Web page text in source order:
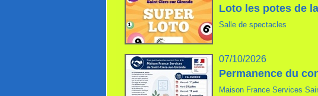
Loto les potes de
Salle de spectacles
07/10/2026
Permanence du
Maison France Services